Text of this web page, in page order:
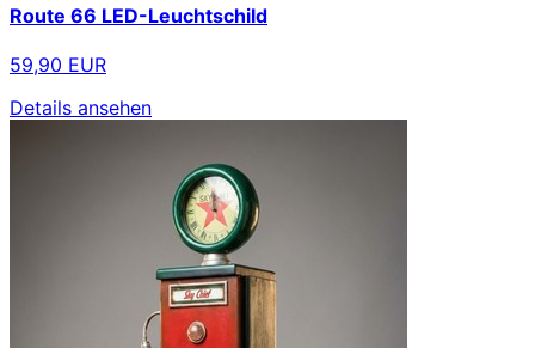
Route 66 LED-Leuchtschild
59,90 EUR
Details ansehen